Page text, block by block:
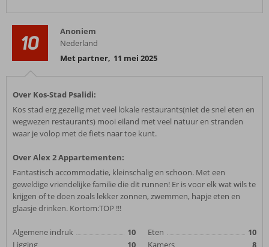
10
Anoniem
Nederland
Met partner, 11 mei 2025
Over Kos-Stad Psalidi:
Kos stad erg gezellig met veel lokale restaurants(niet de snel eten en
wegwezen restaurants) mooi eiland met veel natuur en stranden
waar je volop met de fiets naar toe kunt.
Over Alex 2 Appartementen:
Fantastisch accommodatie, kleinschalig en schoon. Met een
geweldige vriendelijke familie die dit runnen! Er is voor elk wat wils te
krijgen of te doen zoals lekker zonnen, zwemmen, hapje eten en
glaasje drinken. Kortom:TOP !!!
Algemene indruk
10
Ligging
10
Eten
10
Kamers
8